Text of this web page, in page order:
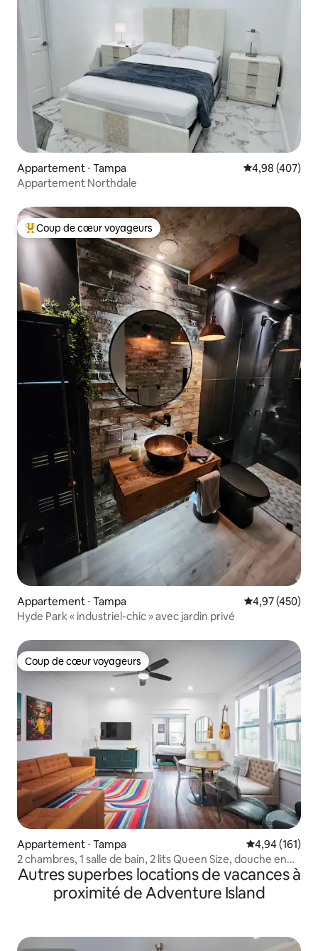
Appartement ⋅ Tampa Évaluation
4,98 (407)
Appartement Northdale
Coups de cœur voyageurs les plus appréciés
Coup de cœur voyageurs
Appartement ⋅ Tampa Évaluation
4,97 (450)
Hyde Park « industriel-chic » avec jardin privé
Coup de cœur voyageurs
Coup de cœur voyageurs
Appartement ⋅ Tampa Évaluation
4,94 (161)
2 chambres, 1 salle de bain, 2 lits Queen Size, douche en
marbre !
Autres superbes locations de vacances à
proximité de Adventure Island